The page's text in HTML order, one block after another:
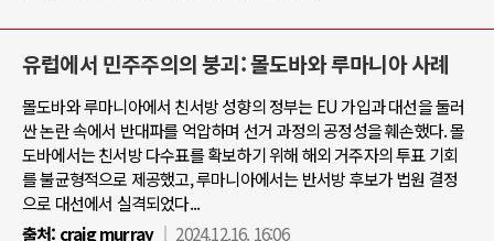
유럽에서 민주주의의 붕괴: 몰도바와 루마니아 사례
몰도바와 루마니아에서 친서방 성향의 정부는 EU 가입과 대선을 둘러
싼 논란 속에서 반대파를 억압하며 선거 과정의 공정성을 훼손했다. 몰
도바에서는 친서방 다수표를 확보하기 위해 해외 거주자의 투표 기회
를 불균형적으로 제공했고, 루마니아에서는 반서방 후보가 법원 결정
으로 대선에서 실격되었다...
출처: craig murray 2024.12.16. 16:06